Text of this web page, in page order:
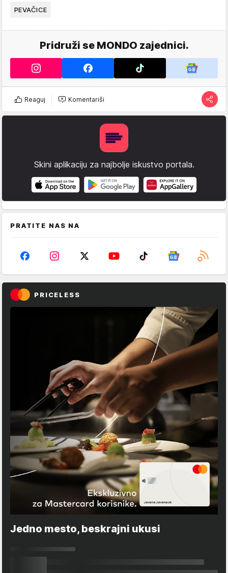
PEVAČICE
Pridruži se MONDO zajednici.
Reaguj Komentariši
Skini aplikaciju za najbolje iskustvo portala.
PRATITE NAS NA
PRICELESS
Jedno mesto, beskrajni ukusi